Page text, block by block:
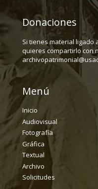
Donaciones
Si tienes material ligado
quieres compartirlo con
Menú
Inicio
Audiovisual
Fotografía
Gráfica
Textual
Archivo
Solicitudes